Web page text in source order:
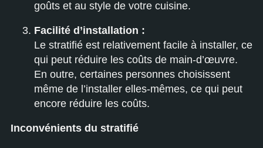
goûts et au style de votre cuisine.
Facilité d’installation :
Le stratifié est relativement facile à installer, ce
qui peut réduire les coûts de main-d’œuvre.
En outre, certaines personnes choisissent
même de l’installer elles-mêmes, ce qui peut
encore réduire les coûts.
Inconvénients du stratifié